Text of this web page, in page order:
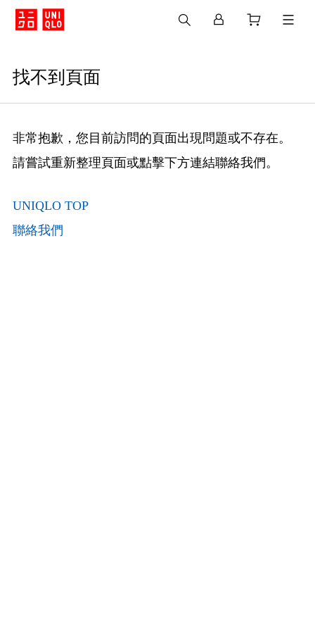
找不到頁面
非常抱歉，您目前訪問的頁面出現問題或不存在。
請嘗試重新整理頁面或點擊下方連結聯絡我們。
UNIQLO TOP
聯絡我們